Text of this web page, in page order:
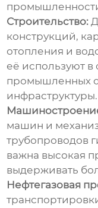
Строительство:
конструкций,
отопления и
её используют в
промышленных
инфраструктуры.
машин и
трубопроводов
важна высокая
выдерживать
Нефтегазовая